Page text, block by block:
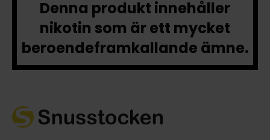
Denna produkt innehåller
nikotin som är ett mycket
beroendeframkallande ämne.